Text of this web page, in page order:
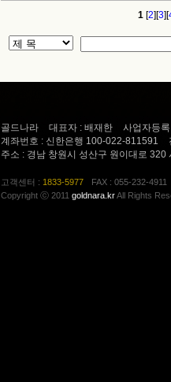
1 [2][3][
골드나라 대표자 : 배재한
사업자등
계좌번호 : 신한은행 100-022-811591
주소 : 경남 창원시 성산구 원이대로
고객센터 : 1833-5977
FAX : 055-232-4911
Copyright ⓒ 2011 goldnara.krAll Rights